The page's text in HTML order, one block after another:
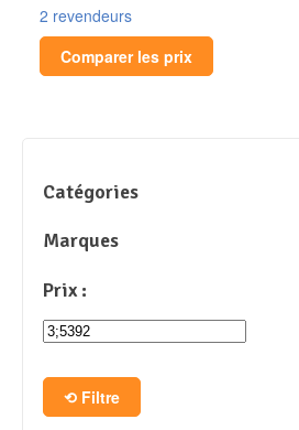
2 revendeurs
Comparer les prix
Catégories
Marques
Prix :
Filtre